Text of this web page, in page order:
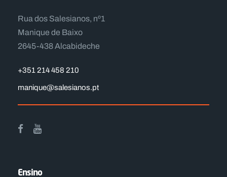
Rua dos Salesianos, nº1
Manique de Baixo
2645-438 Alcabideche
+351 214 458 210
manique@salesianos.pt
Ensino